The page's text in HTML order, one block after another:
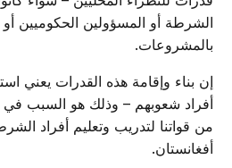
الشرطة أو المسؤولين الحكوميين أو
بالمشروعات.
إن بناء وإقامة هذه القدرات يعني
من قواتنا لتدريب وتعليم أفراد
أفغانستان.